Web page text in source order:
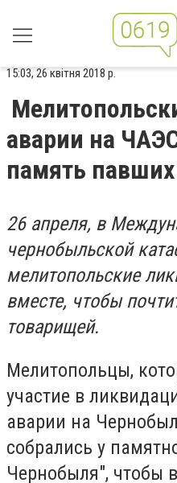
15:03, 26 квітня 2018 р.
аварии на
память
26 апреля, в
чернобыльской
мелитопольские
вместе, чтобы
товарищей.
Мелитопольцы,
участие в
аварии на
собрались у
Чернобыля", чтобы